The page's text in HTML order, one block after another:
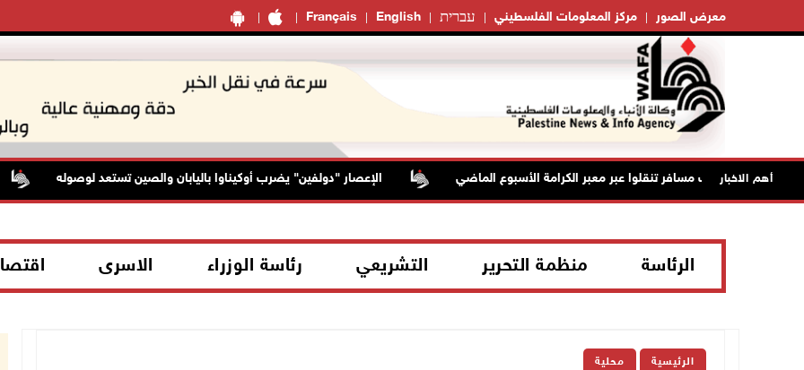
Français English עברית مركز المعلومات الفلسطيني معرض الصور
أهم الاخبار
42 الف مسافر تنقلوا عبر معبر الكرامة الأسبوع الماضي الإعصار "دولفين" يضرب أوكيناوا باليابان والصين تستعد لوصوله
الرئاسة منظمة التحرير التشريعي رئاسة الوزراء الاسرى
الرئيسية محلية